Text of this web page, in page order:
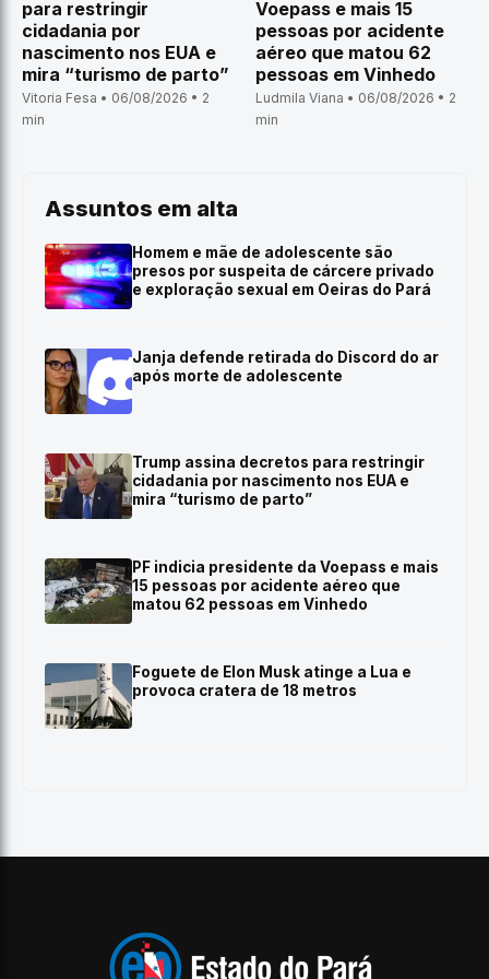
para restringir
cidadania por
nascimento nos EUA e
mira “turismo de parto”
Vitoria Fesa • 06/08/2026 • 2
min
Voepass e mais 15
pessoas por acidente
aéreo que matou 62
pessoas em Vinhedo
Ludmila Viana • 06/08/2026 • 2
min
Assuntos em alta
Homem e mãe de adolescente são
presos por suspeita de cárcere privado
e exploração sexual em Oeiras do Pará
Janja defende retirada do Discord do ar
após morte de adolescente
Trump assina decretos para restringir
cidadania por nascimento nos EUA e
mira “turismo de parto”
PF indicia presidente da Voepass e mais
15 pessoas por acidente aéreo que
matou 62 pessoas em Vinhedo
Foguete de Elon Musk atinge a Lua e
provoca cratera de 18 metros